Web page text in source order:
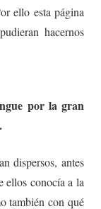
ello esta página
hacernos
por la gran
dispersos, antes
ellos conocía a la
también con qué